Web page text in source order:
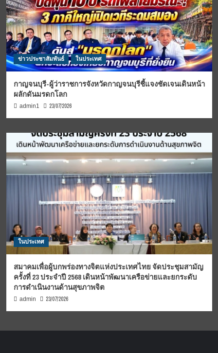
ข่าวประชาสัมพันธ์ ในประเทศ
กาญจนบุรี-ผู้ว่าราชการจังหวัดกาญจนบุรีชี้แจงชัดเจนเดินหน้า
ผลักดันมรดกโลก
admin1 23/07/2026
ในประเทศ
สมาคมเพื่อผู้บกพร่องทางจิตแห่งประเทศไทย จัดประชุมสามัญ
ครั้งที่ 23 ประจำปี 2568 เดินหน้าพัฒนาเครือข่ายและยกระดับ
การดำเนินงานด้านสุขภาพจิต
admin 23/07/2026